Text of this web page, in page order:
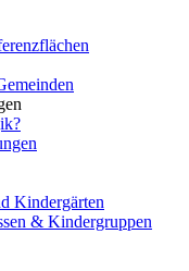
Kindergärten
& Kindergruppen